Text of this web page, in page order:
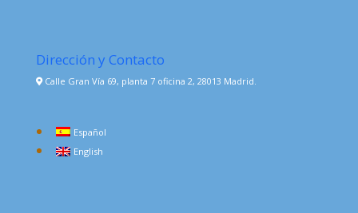
Dirección y Contacto
Calle Gran Vía 69, planta 7 oficina 2, 28013 Madrid.
Español
English